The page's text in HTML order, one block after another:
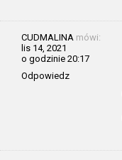
CUDMALINA mówi:
lis 14, 2021
o godzinie 20:17
Odpowiedz